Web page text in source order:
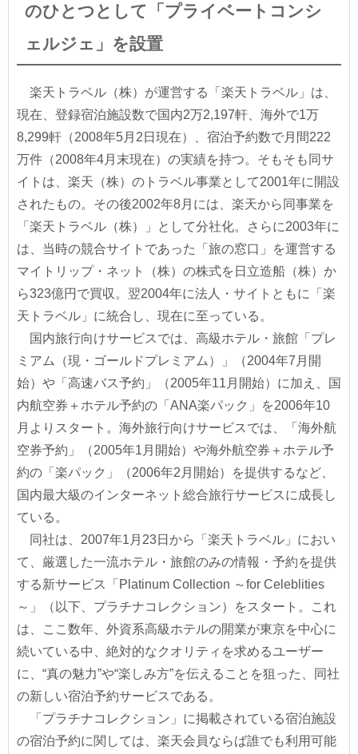
のひとつとして「プライベートコンシ
ェルジェ」を設置
楽天トラベル（株）が運営する「楽天トラベル」は、
現在、登録宿泊施設数で国内2万2,197軒、海外で1万
8,299軒（2008年5月2日現在）、宿泊予約数で月間222
万件（2008年4月末現在）の実績を持つ。そもそも同サ
イトは、楽天（株）のトラベル事業として2001年に開設
されたもの。その後2002年8月には、楽天から同事業を
「楽天トラベル（株）」として分社化。さらに2003年に
は、当時の競合サイトであった「旅の窓口」を運営する
マイトリップ・ネット（株）の株式を日立造船（株）か
ら323億円で買収。翌2004年に法人・サイトともに「楽
天トラベル」に統合し、現在に至っている。
国内旅行向けサービスでは、高級ホテル・旅館「プレ
ミアム（現・ゴールドプレミアム）」（2004年7月開
始）や「高速バス予約」（2005年11月開始）に加え、国
内航空券＋ホテル予約の「ANA楽パック」を2006年10
月よりスタート。海外旅行向けサービスでは、「海外航
空券予約」（2005年1月開始）や海外航空券＋ホテル予
約の「楽パック」（2006年2月開始）を提供するなど、
国内最大級のインターネット総合旅行サービスに成長し
ている。
同社は、2007年1月23日から「楽天トラベル」におい
て、厳選した一流ホテル・旅館のみの情報・予約を提供
する新サービス「Platinum Collection ～for Celeblities
～」（以下、プラチナコレクション）をスタート。これ
は、ここ数年、外資系高級ホテルの開業が東京を中心に
続いている中、絶対的なクオリティを求めるユーザー
に、“真の魅力”や“楽しみ方”を伝えることを狙った、同社
の新しい宿泊予約サービスである。
「プラチナコレクション」に掲載されている宿泊施設
の宿泊予約に関しては、楽天会員ならば誰でも利用可能